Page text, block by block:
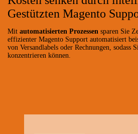
Gestützten Magento
Mit automatisierten Prozessen sparen Sie
effizienter Magento Support automatisiert
von Versandlabels oder Rechnungen, sodass
konzentrieren können.